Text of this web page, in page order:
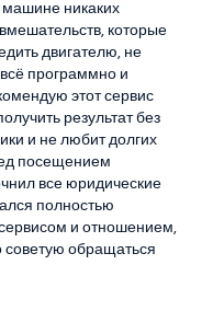
никаких
которые
двигателю, не
программно и
этот сервис
результат без
и не любит долгих
посещением
все юридические
полностью
и отношением,
советую обращаться